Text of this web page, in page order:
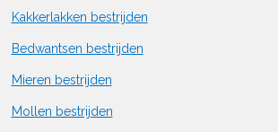
Kakkerlakken bestrijden
Bedwantsen bestrijden
Mieren bestrijden
Mollen bestrijden